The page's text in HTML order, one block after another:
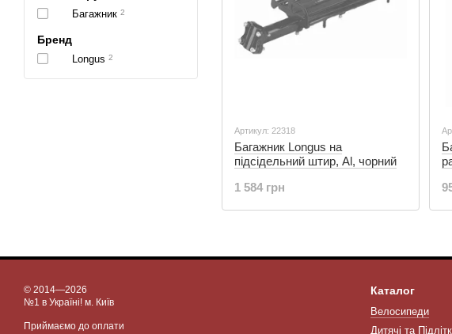
Артикул: 22318
Багажник Longus на
підсідельний штир, Al, чорний
1 584 грн
Багажник 2
Бренд
Longus 2
© 2014—2026
№1 в Україні! м. Київ
Приймаємо до оплати
Каталог
Велосипеди
Дитячі та